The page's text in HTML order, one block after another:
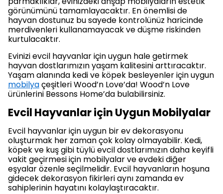
görünümünü tamamlayacaktır. En önemlisi de
hayvan dostunuz bu sayede kontrolünüz haricinde
merdivenleri kullanamayacak ve düşme riskinden
kurtulacaktır.
Evinizi evcil hayvanlar için uygun hale getirmek
hayvan dostlarımızın yaşam kalitesini arttıracaktır.
Yaşam alanında kedi ve köpek besleyenler için uygun
mobilyaçeşitleri Wood’n Love’da! Wood’n Love
ürünlerini Bessons Home’da bulabilirsiniz.
Evcil Hayvanlar için Uygun Mobilyalar
Evcil hayvanlar için uygun bir ev dekorasyonu
oluşturmak her zaman çok kolay olmayabilir. Kedi,
köpek ve kuş gibi tüylü evcil dostlarımızın daha keyifli
vakit geçirmesi için mobilyalar ve evdeki diğer
eşyalar özenle seçilmelidir. Evcil hayvanların hoşuna
gidecek dekorasyon fikirleri aynı zamanda ev
sahiplerinin hayatını kolaylaştıracaktır.